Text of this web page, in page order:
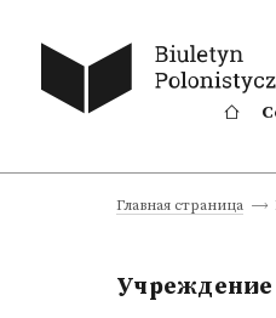
Главная страница
Учреждение